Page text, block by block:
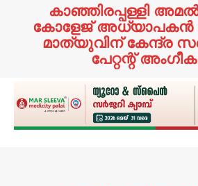
കാഞ്ഞിരപ്പള്ളി
കോളേജ് അധ്യാപകൻ
മാത്യുവിന് കേന്ദ്ര
പേറ്റന്റ്